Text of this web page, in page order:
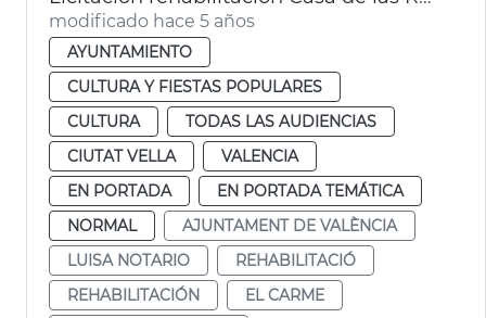
modificado hace 5 años
AYUNTAMIENTO
CULTURA Y FIESTAS POPULARES
CULTURA
TODAS LAS AUDIENCIAS
CIUTAT VELLA
VALENCIA
EN PORTADA
EN PORTADA TEMÁTICA
NORMAL
AJUNTAMENT DE VALÈNCIA
LUISA NOTARIO
REHABILITACIÓ
REHABILITACIÓN
EL CARME